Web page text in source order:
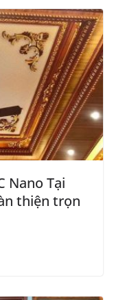
Nano Tại
thiện trọn